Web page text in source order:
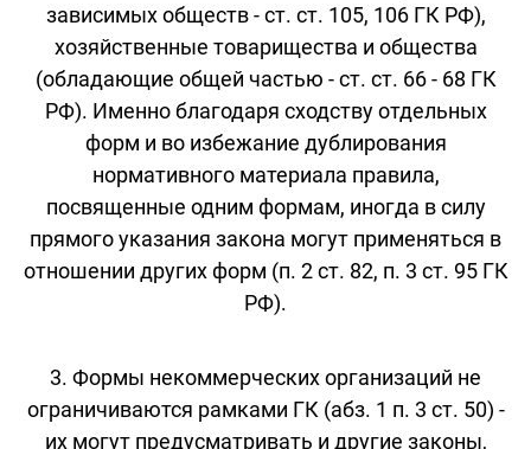
зависимых обществ - ст. ст. 105, 106 ГК РФ),
хозяйственные товарищества и общества
(обладающие общей частью - ст. ст. 66 - 68 ГК
РФ). Именно благодаря сходству отдельных
форм и во избежание дублирования
нормативного материала правила,
посвященные одним формам, иногда в силу
прямого указания закона могут применяться в
отношении других форм (п. 2 ст. 82, п. 3 ст. 95 ГК
РФ).
3. Формы некоммерческих организаций не
ограничиваются рамками ГК (абз. 1 п. 3 ст. 50) -
их могут предусматривать и другие законы,